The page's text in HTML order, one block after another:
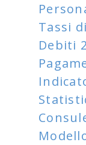
Tassi
Debiti